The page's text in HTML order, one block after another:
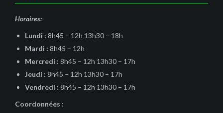
Horaires:
Lundi : 8h45 – 12h 13h30 – 18h
Mardi : 8h45 – 12h
Mercredi : 8h45 – 12h 13h30 – 17h
Jeudi : 8h45 – 12h 13h30 – 17h
Vendredi : 8h45 – 12h 13h30 – 17h
Coordonnées :